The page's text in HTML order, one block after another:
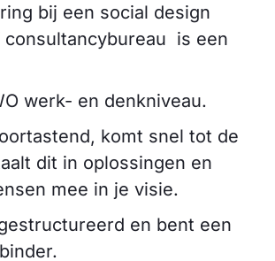
bij een social design
consultancybureau is een
werk- en denkniveau.
komt snel tot de
dit in oplossingen en
mee in je visie.
en bent een